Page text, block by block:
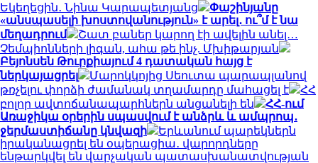
Եկեղեցին․ Նինա Կարապետյանց
Փաշինյանը
«անսպասելի խոստովանություն» է արել․ ու՞մ է նա
մեղադրում
Շատ բաներ կարող էի ավելին անել…
Չեմպիոնների լիգան, ահա թե ինչ. Մխիթարյան
Բեյոնսեն Թուրքիայում 4 դատական հայց է
ներկայացրել
Մարոկկոյից Սեուտա պարապլանով
թռչելու փորձի ժամանակ տղամարդը մահացել է
ՀՀ
բոլոր ավտոճանապարհներն անցանելի են
ՀՀ-ում
Առաջիկա օրերին սպասվում է անձրև և ամպրոպ․
ջերմաստիճանը կնվազի
Երևանում պարեկներն
իրականացրել են օպերացիա․ վարորդները
ենթարկվել են վարչական պատասխանատվության